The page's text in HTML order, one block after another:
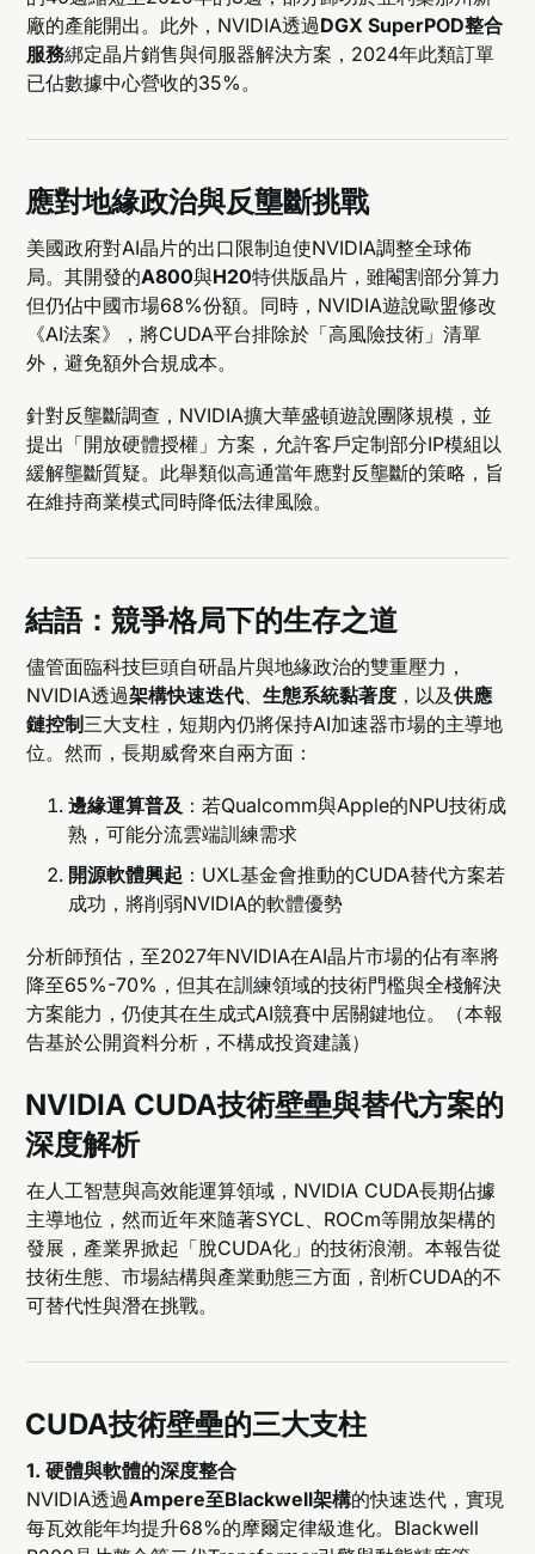
廠的產能開出。此外，NVIDIA透過DGX SuperPOD整合
服務綁定晶片銷售與伺服器解決方案，2024年此類訂單
已佔數據中心營收的35%。
應對地緣政治與反壟斷挑戰
美國政府對AI晶片的出口限制迫使NVIDIA調整全球佈
局。其開發的A800與H20特供版晶片，雖閹割部分算力
但仍佔中國市場68%份額。同時，NVIDIA遊說歐盟修改
《AI法案》，將CUDA平台排除於「高風險技術」清單
外，避免額外合規成本。
針對反壟斷調查，NVIDIA擴大華盛頓遊說團隊規模，並
提出「開放硬體授權」方案，允許客戶定制部分IP模組以
緩解壟斷質疑。此舉類似高通當年應對反壟斷的策略，旨
在維持商業模式同時降低法律風險。
結語：競爭格局下的生存之道
儘管面臨科技巨頭自研晶片與地緣政治的雙重壓力，
NVIDIA透過架構快速迭代、生態系統黏著度 ，以及供應
鏈控制三大支柱，短期內仍將保持AI加速器市場的主導地
位。然而，長期威脅來自兩方面：
邊緣運算普及 ：若Qualcomm與Apple的NPU技術成
熟，可能分流雲端訓練需求
開源軟體興起 ：UXL基金會推動的CUDA替代方案若
成功，將削弱NVIDIA的軟體優勢
分析師預估，至2027年NVIDIA在AI晶片市場的佔有率將
降至65%-70%，但其在訓練領域的技術門檻與全棧解決
方案能力，仍使其在生成式AI競賽中居關鍵地位。（本報
告基於公開資料分析，不構成投資建議）
NVIDIA CUDA技術壁壘與替代方案的
深度解析
在人工智慧與高效能運算領域，NVIDIA CUDA長期佔據
主導地位，然而近年來隨著SYCL、ROCm等開放架構的
發展，產業界掀起「脫CUDA化」的技術浪潮。本報告從
技術生態、市場結構與產業動態三方面，剖析CUDA的不
可替代性與潛在挑戰。
CUDA技術壁壘的三大支柱
1. 硬體與軟體的深度整合
NVIDIA透過Ampere至Blackwell架構的快速迭代，實現
每瓦效能年均提升68%的摩爾定律級進化。Blackwell